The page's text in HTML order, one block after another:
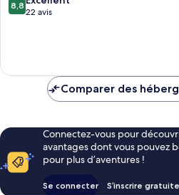
sur
8,8
22 avis
Comparer des
Connectez-vous pour
avantages dont vous pouvez
pour plus d’aventures !
Se connecter S’inscrire